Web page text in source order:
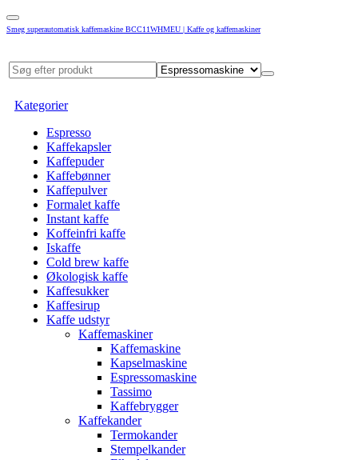
Smeg superautomatisk kaffemaskine BCC11WHMEU | Kaffe og kaffemaskiner
Kategorier
Espresso
Kaffekapsler
Kaffepuder
Kaffebønner
Kaffepulver
Formalet kaffe
Instant kaffe
Koffeinfri kaffe
Iskaffe
Cold brew kaffe
Økologisk kaffe
Kaffesukker
Kaffesirup
Kaffe udstyr
Kaffemaskiner
Kaffemaskine
Kapselmaskine
Espressomaskine
Tassimo
Kaffebrygger
Kaffekander
Termokander
Stempelkander